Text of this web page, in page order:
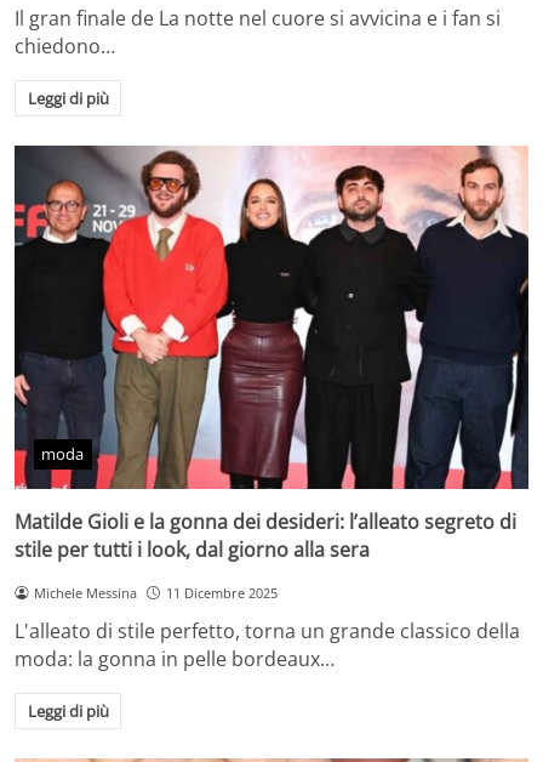
Il gran finale de La notte nel cuore si avvicina e i fan si
chiedono…
Leggi di più
moda
Matilde Gioli e la gonna dei desideri: l’alleato segreto di
stile per tutti i look, dal giorno alla sera
Michele Messina 11 Dicembre 2025
L'alleato di stile perfetto, torna un grande classico della
moda: la gonna in pelle bordeaux…
Leggi di più